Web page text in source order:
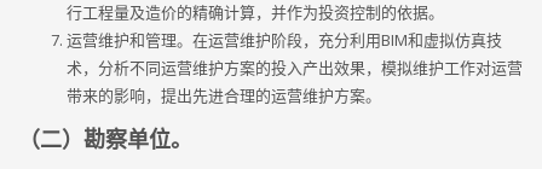
行工程量及造价的精确计算，并作为投资控制的依据。
运营维护和管理。在运营维护阶段，充分利用BIM和虚拟仿真技
术，分析不同运营维护方案的投入产出效果，模拟维护工作对运营
带来的影响，提出先进合理的运营维护方案。
（二）勘察单位。